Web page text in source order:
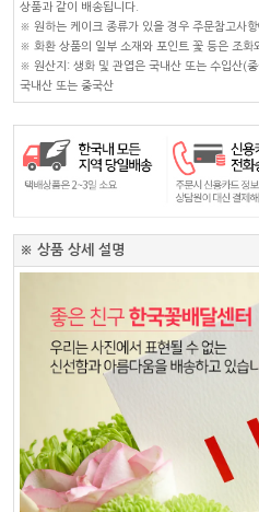
상품과 같이 배송됩니다.
※ 원하는 케이크 종류가 있을 경우 주문참고사항
※ 화환 상품의 일부 소재와 포인트 꽃 등은 조화
※ 원산지: 생화 및 관엽은 국내산 또는 수입산(
국내산 또는 중국산
※ 상품 상세 설명